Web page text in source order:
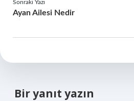
Sonraki Yazı
Ayan Ailesi Nedir
Bir yanıt yazın